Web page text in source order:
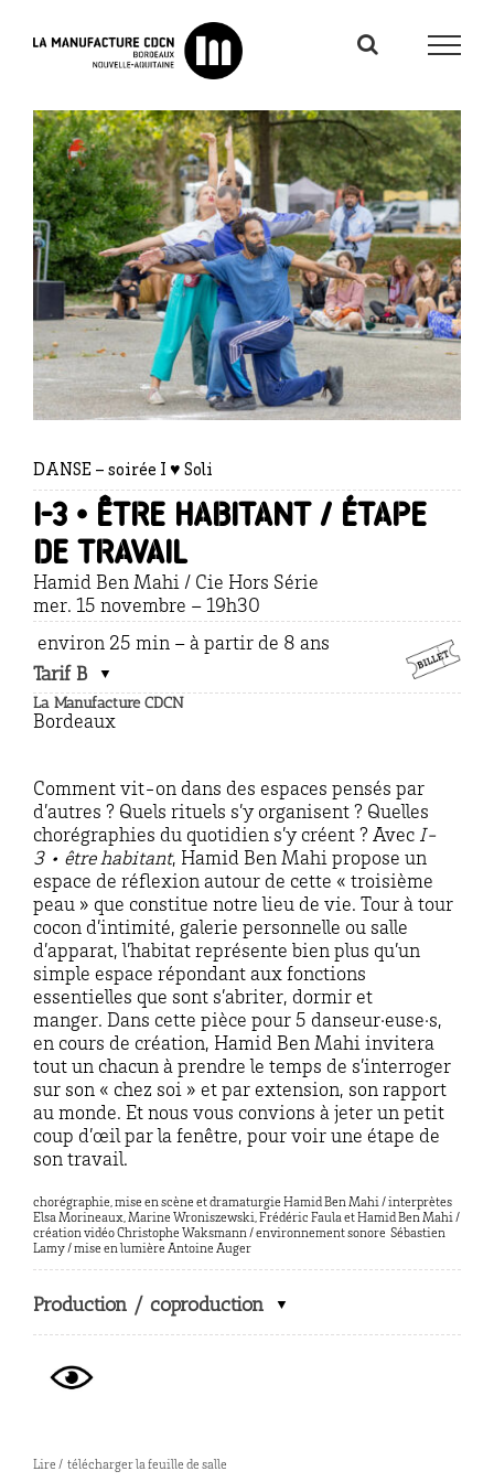
DANSE – soirée I ♥ Soli
I-3 • Être habitant / étape
de travail
Hamid Ben Mahi / Cie Hors Série
mer. 15 novembre – 19h30
environ 25 min – à partir de 8 ans
Tarif B
La Manufacture CDCN
Bordeaux
Comment vit-on dans des espaces pensés par
d’autres ? Quels rituels s’y organisent ? Quelles
chorégraphies du quotidien s’y créent ? Avec I-
3 • être habitant, Hamid Ben Mahi propose un
espace de réflexion autour de cette « troisième
peau » que constitue notre lieu de vie. Tour à tour
cocon d’intimité, galerie personnelle ou salle
d’apparat, l’habitat représente bien plus qu’un
simple espace répondant aux fonctions
essentielles que sont s’abriter, dormir et
manger. Dans cette pièce pour 5 danseur·euse·s,
en cours de création, Hamid Ben Mahi invitera
tout un chacun à prendre le temps de s’interroger
sur son « chez soi » et par extension, son rapport
au monde. Et nous vous convions à jeter un petit
coup d’œil par la fenêtre, pour voir une étape de
son travail.
chorégraphie, mise en scène et dramaturgie Hamid Ben Mahi / interprètes
Elsa Morineaux, Marine Wroniszewski, Frédéric Faula et Hamid Ben Mahi /
création vidéo Christophe Waksmann / environnement sonore Sébastien
Lamy / mise en lumière Antoine Auger
Production / coproduction
Lire / télécharger la feuille de salle